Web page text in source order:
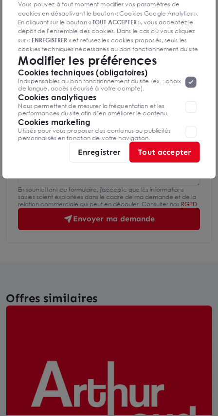
Mettre en favoris
Nom Prénom
Email
Téléphone
Message
En soumettant ce formulaire, j'accepte que les informations
saisies soient exploitées dans le cadre de ma demande et de la
relation commerciale qui peut en découler. Consulter nos RGPD
Envoyer ma demande
Offres similaires
Vous pouvez à tout moment modifier vos paramètres de
cookies en désactivant le bouton « Cookies Google Analytics ».
En cliquant sur le bouton «TOUT ACCEPTER», vous acceptez le
dépôt de l’ensemble des cookies. Dans le cas où vous cliquez
sur « ENREGISTRER» et refusez les cookies proposés, seuls les
cookies techniques nécessaires au bon fonctionnement du site
seront déposés. Pour plus d’informations, vous pouvez consulter
la page«Protection des données à caractère
personnel ».Lorsque vous naviguez sur notre site internet, il
peut être amenée à déposer des cookies. Vous avez la
possibilité de désactiver les cookies, ces réglages ne seront
valables que sur le navigateur que vous utilisez actuellement
Modifier les préférences
Cookies techniques (obligatoires)
Indispensables au bon fonctionnement du site (ex. : choix
de langue, accès sécurisé à votre compte).
Cookies analytiques
Nous permettent de mesurer la fréquentation et les
performances du site afin d’en améliorer le contenu.
Cookies marketing
Utilisés pour vous proposer des contenus ou publicités
personnalisés en fonction de votre navigation.
Enregistrer Tout accepter